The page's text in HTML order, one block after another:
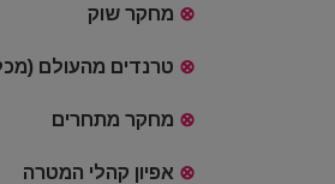
⊗ מחקר שוק
⊗ טרנדים מהעולם
⊗ מחקר מתחרים
⊗ אפיון קהלי המטרה